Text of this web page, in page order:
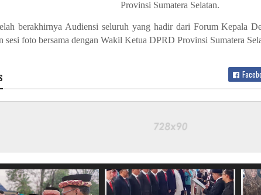
Provinsi Sumatera Selatan.
berakhirnya Audiensi seluruh yang hadir dari Forum Kepala
sesi foto bersama dengan Wakil Ketua DPRD Provinsi Sumatera